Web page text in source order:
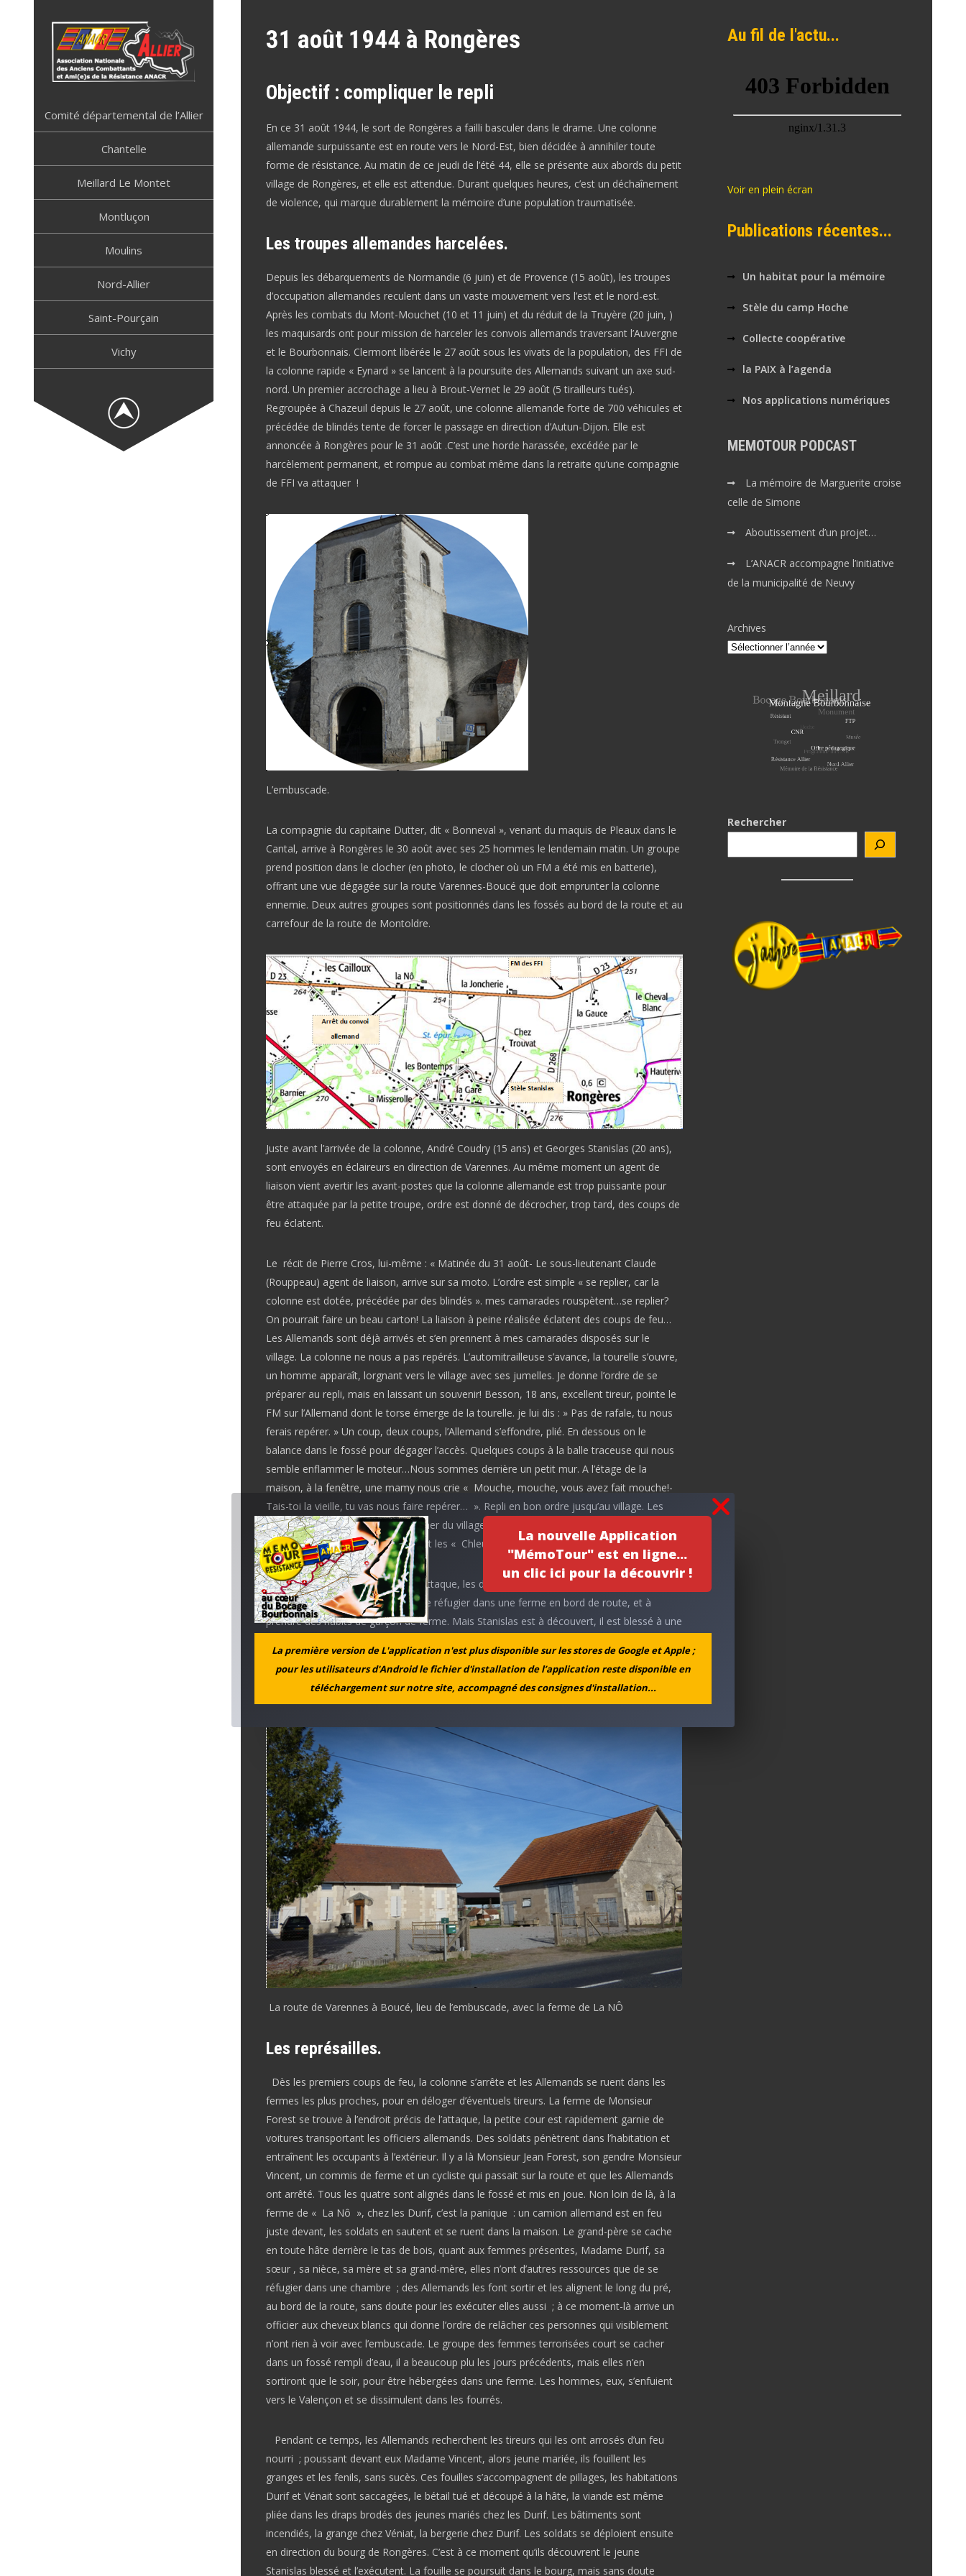
La nouvelle Application
"MémoTour" est en ligne...
un clic ici pour la découvrir !
La première version de L'application n'est plus disponible sur les stores de Google et Apple ;
pour les utilisateurs d'Android le fichier d'installation de l’application reste disponible en
téléchargement sur notre site, accompagné des consignes d'installation...
Comité départemental de l’Allier
Chantelle
Meillard Le Montet
Montluçon
Moulins
Nord-Allier
Saint-Pourçain
Vichy
31 août 1944 à Rongères
Objectif : compliquer le repli
En ce 31 août 1944, le sort de Rongères a failli basculer dans le drame. Une colonne
allemande surpuissante est en route vers le Nord-Est, bien décidée à annihiler toute
forme de résistance. Au matin de ce jeudi de l’été 44, elle se présente aux abords du petit
village de Rongères, et elle est attendue. Durant quelques heures, c’est un déchaînement
de violence, qui marque durablement la mémoire d’une population traumatisée.
Les troupes allemandes harcelées.
Depuis les débarquements de Normandie (6 juin) et de Provence (15 août), les troupes
d’occupation allemandes reculent dans un vaste mouvement vers l’est et le nord-est.
Après les combats du Mont-Mouchet (10 et 11 juin) et du réduit de la Truyère (20 juin, )
les maquisards ont pour mission de harceler les convois allemands traversant l’Auvergne
et le Bourbonnais. Clermont libérée le 27 août sous les vivats de la population, des FFI de
la colonne rapide « Eynard » se lancent à la poursuite des Allemands suivant un axe sud-
nord. Un premier accrochage a lieu à Brout-Vernet le 29 août (5 tirailleurs tués).
Regroupée à Chazeuil depuis le 27 août, une colonne allemande forte de 700 véhicules et
précédée de blindés tente de forcer le passage en direction d’Autun-Dijon. Elle est
annoncée à Rongères pour le 31 août .C’est une horde harassée, excédée par le
harcèlement permanent, et rompue au combat même dans la retraite qu’une compagnie
de FFI va attaquer !
L’embuscade.
La compagnie du capitaine Dutter, dit « Bonneval », venant du maquis de Pleaux dans le
Cantal, arrive à Rongères le 30 août avec ses 25 hommes le lendemain matin. Un groupe
prend position dans le clocher (en photo, le clocher où un FM a été mis en batterie),
offrant une vue dégagée sur la route Varennes-Boucé que doit emprunter la colonne
ennemie. Deux autres groupes sont positionnés dans les fossés au bord de la route et au
carrefour de la route de Montoldre.
Juste avant l’arrivée de la colonne, André Coudry (15 ans) et Georges Stanislas (20 ans),
sont envoyés en éclaireurs en direction de Varennes. Au même moment un agent de
liaison vient avertir les avant-postes que la colonne allemande est trop puissante pour
être attaquée par la petite troupe, ordre est donné de décrocher, trop tard, des coups de
feu éclatent.
Le récit de Pierre Cros, lui-même : « Matinée du 31 août- Le sous-lieutenant Claude
(Rouppeau) agent de liaison, arrive sur sa moto. L’ordre est simple « se replier, car la
colonne est dotée, précédée par des blindés ». mes camarades rouspètent…se replier?
On pourrait faire un beau carton! La liaison à peine réalisée éclatent des coups de feu…
Les Allemands sont déjà arrivés et s’en prennent à mes camarades disposés sur le
village. La colonne ne nous a pas repérés. L’automitrailleuse s’avance, la tourelle s’ouvre,
un homme apparaît, lorgnant vers le village avec ses jumelles. Je donne l’ordre de se
préparer au repli, mais en laissant un souvenir! Besson, 18 ans, excellent tireur, pointe le
FM sur l’Allemand dont le torse émerge de la tourelle. je lui dis : » Pas de rafale, tu nous
ferais repérer. » Un coup, deux coups, l’Allemand s’effondre, plié. En dessous on le
balance dans le fossé pour dégager l’accès. Quelques coups à la balle traceuse qui nous
semble enflammer le moteur…Nous sommes derrière un petit mur. A l’étage de la
maison, à la fenêtre, une mamy nous crie « Mouche, mouche, vous avez fait mouche!-
Tais-toi la vieille, tu vas nous faire repérer… ». Repli en bon ordre jusqu’au village. Les
Allemands cherchent à se rapprocher du village.La compagnie en position de défense.
Des tireurs dans le clocher arrosent les « Chleus »…La compagnie décrochera ensuite. »
Surpris par le déclenchement de l’attaque, les deux « voltigeurs » sont pris sous le feu
ennemi. André Coudry parvient à se réfugier dans une ferme en bord de route, et à
prendre des habits de garçon de ferme. Mais Stanislas est à découvert, il est blessé à une
arrangeait un pansement de fortune sur sa jambe blessée, il est rejoint par les soldats
allemands qui l’achèvent d’une balle en pleine tête. Il venait tout juste d’avoir 20 ans, et
s’apprêtait à rejoindre sa famille.
La route de Varennes à Boucé, lieu de l’embuscade, avec la ferme de La NÔ
Les représailles.
Dès les premiers coups de feu, la colonne s’arrête et les Allemands se ruent dans les
fermes les plus proches, pour en déloger d’éventuels tireurs. La ferme de Monsieur
Forest se trouve à l’endroit précis de l’attaque, la petite cour est rapidement garnie de
voitures transportant les officiers allemands. Des soldats pénètrent dans l’habitation et
entraînent les occupants à l’extérieur. Il y a là Monsieur Jean Forest, son gendre Monsieur
Vincent, un commis de ferme et un cycliste qui passait sur la route et que les Allemands
ont arrêté. Tous les quatre sont alignés dans le fossé et mis en joue. Non loin de là, à la
ferme de « La Nô », chez les Durif, c’est la panique : un camion allemand est en feu
juste devant, les soldats en sautent et se ruent dans la maison. Le grand-père se cache
en toute hâte derrière le tas de bois, quant aux femmes présentes, Madame Durif, sa
sœur , sa nièce, sa mère et sa grand-mère, elles n’ont d’autres ressources que de se
réfugier dans une chambre ; des Allemands les font sortir et les alignent le long du pré,
au bord de la route, sans doute pour les exécuter elles aussi ; à ce moment-là arrive un
officier aux cheveux blancs qui donne l’ordre de relâcher ces personnes qui visiblement
n’ont rien à voir avec l’embuscade. Le groupe des femmes terrorisées court se cacher
dans un fossé rempli d’eau, il a beaucoup plu les jours précédents, mais elles n’en
sortiront que le soir, pour être hébergées dans une ferme. Les hommes, eux, s’enfuient
vers le Valençon et se dissimulent dans les fourrés.
Pendant ce temps, les Allemands recherchent les tireurs qui les ont arrosés d’un feu
nourri ; poussant devant eux Madame Vincent, alors jeune mariée, ils fouillent les
granges et les fenils, sans sucès. Ces fouilles s’accompagnent de pillages, les habitations
Durif et Vénait sont saccagées, le bétail tué et découpé à la hâte, la viande est même
pliée dans les draps brodés des jeunes mariés chez les Durif. Les bâtiments sont
incendiés, la grange chez Véniat, la bergerie chez Durif. Les soldats se déploient ensuite
en direction du bourg de Rongères. C’est à ce moment qu’ils découvrent le jeune
Stanislas blessé et l’exécutent. La fouille se poursuit dans le bourg, mais sans doute
Au fil de l'actu...
Voir en plein écran
Publications récentes...
Un habitat pour la mémoire
Stèle du camp Hoche
Collecte coopérative
la PAIX à l’agenda
Nos applications numériques
MEMOTOUR PODCAST
La mémoire de Marguerite croise
celle de Simone
Aboutissement d’un projet…
L’ANACR accompagne l’initiative
de la municipalité de Neuvy
Archives
Rechercher